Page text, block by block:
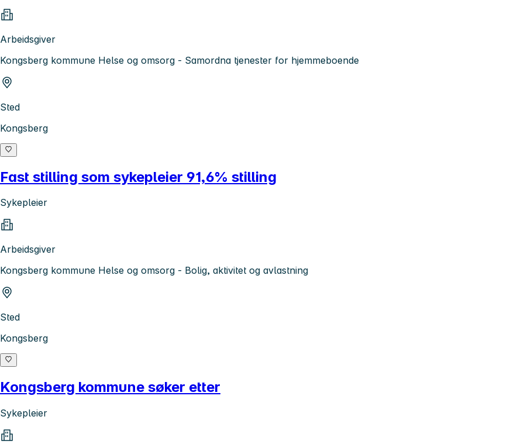
Arbeidsgiver
Kongsberg kommune Helse og omsorg - Samordna tjenester for hjemmeboende
Sted
Kongsberg
Fast stilling som sykepleier 91,6% stilling
Sykepleier
Arbeidsgiver
Kongsberg kommune Helse og omsorg - Bolig, aktivitet og avlastning
Sted
Kongsberg
Kongsberg kommune søker etter
Sykepleier